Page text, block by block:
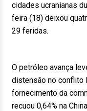
cidades ucranianas
feira (18) deixou
29 feridas.
O petróleo avança
distensão no conflito
fornecimento da
recuou 0,64% na China